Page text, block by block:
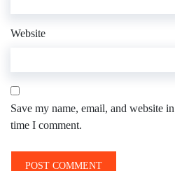
Website
Save my name, email, and website
time I comment.